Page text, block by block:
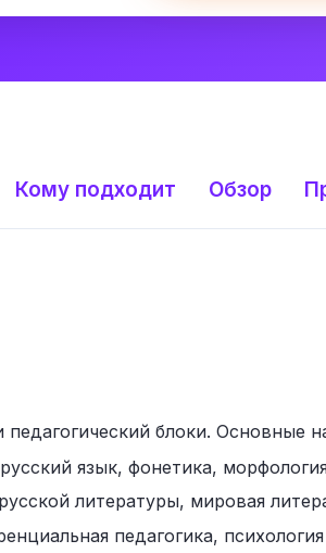
Кому подходит Обзор
блоки. Основные
язык, фонетика,
литературы, мировая
педагогика,